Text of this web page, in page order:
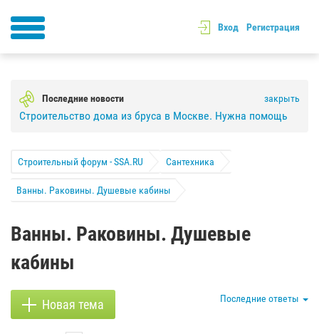
Вход Регистрация
Последние новости закрыть
Строительство дома из бруса в Москве. Нужна помощь
Строительный форум - SSA.RU Сантехника
Ванны. Раковины. Душевые кабины
Ванны. Раковины. Душевые
кабины
Новая тема Последние ответы